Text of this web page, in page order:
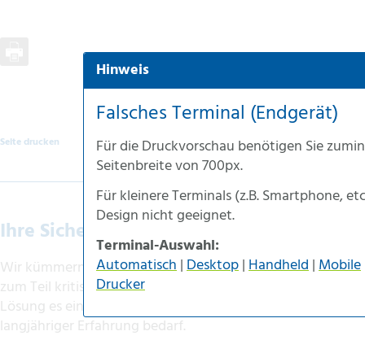
Desktop-Version
Accessible-Version
Seite drucken
Hinweis
Falsches Terminal (Endgerät)
Für dieDruckvorschau benötigen Sie
Seitenbreite von700px.
Für kleinere Terminals (z.B.Smartphone,
Design nicht geeignet.
Terminal-Auswahl:
Automatisch|Desktop|Handheld|Mobile
Drucker
Ihre Sicherheit im Fokus
Wir kümmern uns um Ihre speziellen und
zum Teil kritischen Projekte, zu deren
Lösung es eines breiten Know-hows und
langjähriger Erfahrung bedarf.